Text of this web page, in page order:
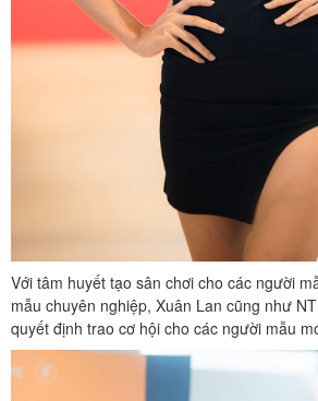
Với tâm huyết tạo sân chơi cho các người
mẫu chuyên nghiệp, Xuân Lan cũng như
quyết định trao cơ hội cho các người mẫu